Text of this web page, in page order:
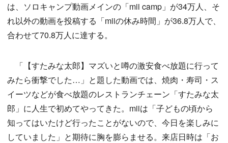
は、ソロキャンプ動画メインの「mii camp」が34万人、そ
れ以外の動画を投稿する「miiの休み時間」が36.8万人で、
合わせて70.8万人に達する。
「【すたみな太郎】マズいと噂の激安食べ放題に行って
みたら衝撃でした…」と題した動画では、焼肉・寿司・ス
イーツなどが食べ放題のレストランチェーン「すたみな太
郎」に人生で初めてやってきた。miiは「子どもの頃から
知ってはいたけど行ったことがないので、今日を楽しみに
していました」と期待に胸を膨らませる。来店日時は「お